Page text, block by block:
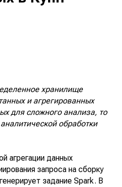
хранилище
и агрегированных
для сложного анализа, то
обработки
агрегации данных
запроса на сборку
задание Spark. В